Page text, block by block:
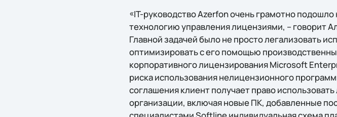
«IT-руководство Azerfon очень грамотно
технологию управления лицензиями, – говорит
Главной задачей было не просто легализовать
оптимизировать с его помощью
корпоративного лицензирования Microsoft
риска использования нелицензионного
соглашения клиент получает право
организации, включая новые ПК, добавленные